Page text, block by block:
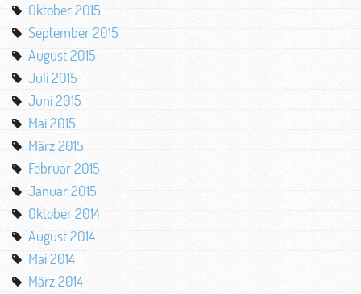
Oktober 2015
September 2015
August 2015
Juli 2015
Juni 2015
Mai 2015
März 2015
Februar 2015
Januar 2015
Oktober 2014
August 2014
Mai 2014
März 2014